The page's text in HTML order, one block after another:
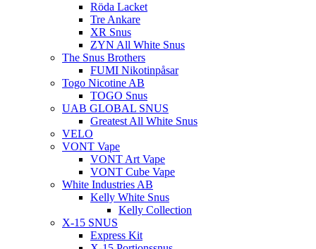
Röda Lacket
Tre Ankare
XR Snus
ZYN All White Snus
The Snus Brothers
FUMI Nikotinpåsar
Togo Nicotine AB
TOGO Snus
UAB GLOBAL SNUS
Greatest All White Snus
VELO
VONT Vape
VONT Art Vape
VONT Cube Vape
White Industries AB
Kelly White Snus
Kelly Collection
X-15 SNUS
Express Kit